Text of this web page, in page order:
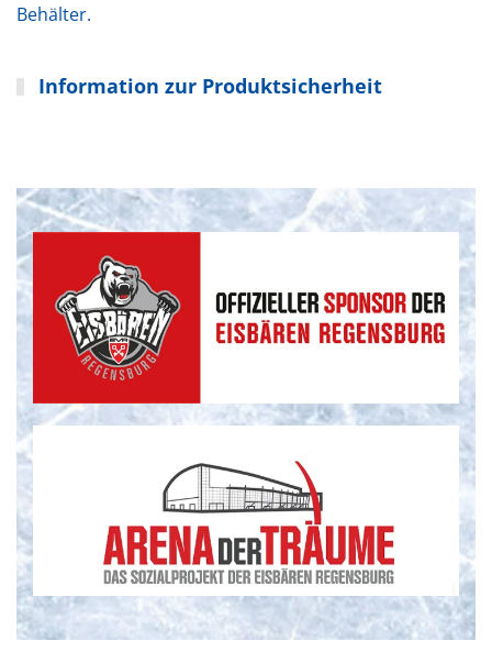
Behälter.
Information zur Produktsicherheit